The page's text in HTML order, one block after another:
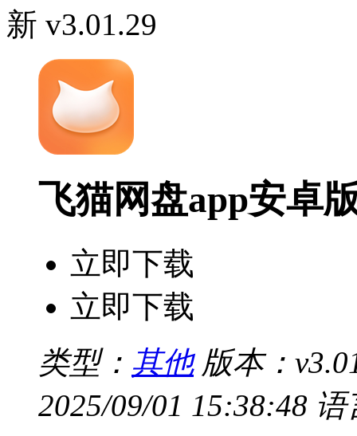
新 v3.01.29
飞猫网盘app安卓
立即下载
立即下载
类型： 其他 版本：
2025/09/01 15:38:48 语